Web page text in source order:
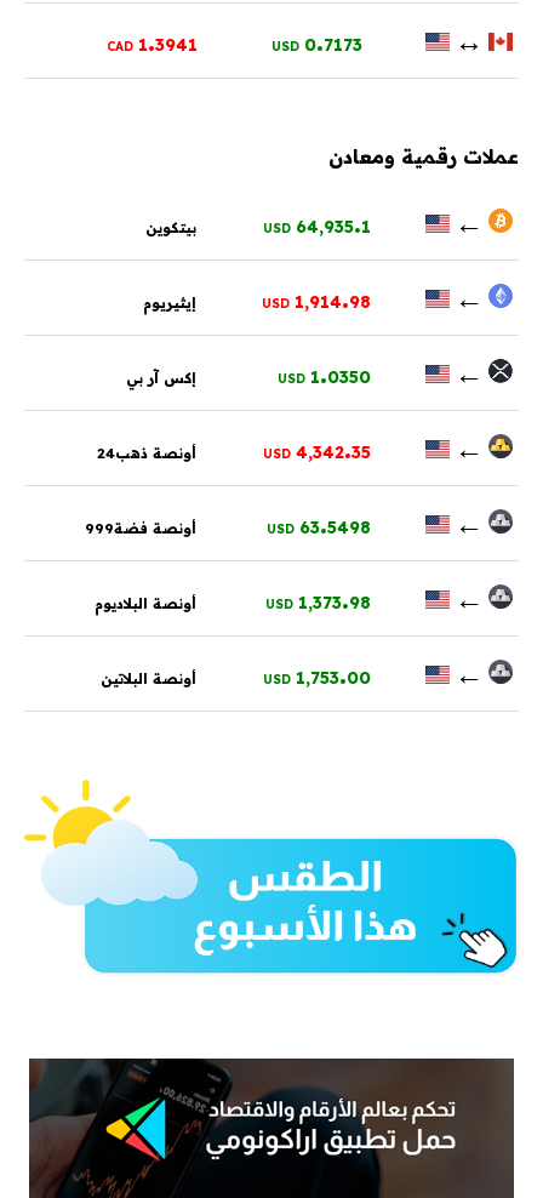
↔
0.7173
USD
1.3941
CAD
عملات رقمية ومعادن
←
64,935.1
USD بيتكوين
←
1,914.98
USD إيثيريوم
←
1.0350
USD إكس آر بي
←
4,342.35
USD أونصة ذهب24
←
63.5498
USD أونصة فضة999
←
1,373.98
USD أونصة البلاديوم
←
1,753.00
USD أونصة البلاتين